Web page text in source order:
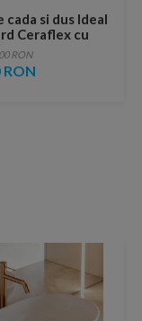
cada si dus Ideal
Ceraflex cu
RON
RON